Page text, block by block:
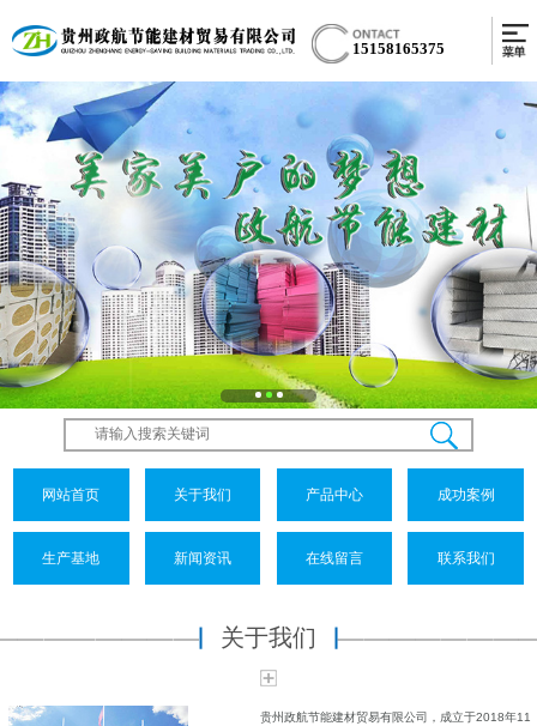
15158165375
网站首页 关于我们 产品中心 成功案例
生产基地 新闻资讯 在线留言 联系我们
关于我们
贵州政航节能建材贸易有限公司，成立于2018年11